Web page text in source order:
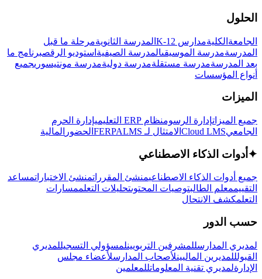
الحلول
الجامعة الكليةمدارس K-12 المدرسة الثانويةمرحلة ما قبل
المدرسةمدرسة الموسيقىالمدرسة الصيفية استوديو الرقصبرنامج ما
بعد المدرسةمدرسة مستقلةمدرسة دوليةمدرسة مونتيسوريجميع
أنواع المؤسسات
الميزات
جميع الميزاتإدارة الرسومنظام ERP التعليمي
إدارة الحرم
الجامعيCloud LMS الامتثال لـ FERPA LMS الحضور المالية
✦ أدوات الذكاء الاصطناعي
جميع أدوات الذكاء الاصطناعيمنشئ المقرراتمنشئ الاختباراتمساعد
التقييممعلم الطالبتوصيات المحتوىتحليلات التعلممسارات
التعلمكشف الانتحال
حسب الدور
لمديري المدارسللمشرفين التربويينلمسؤولي التسجيللمديري
القبولللمديرين الماليينلأصحاب المدارسلأعضاء مجلس
الإدارةلمديري تقنية المعلوماتللمعلمين